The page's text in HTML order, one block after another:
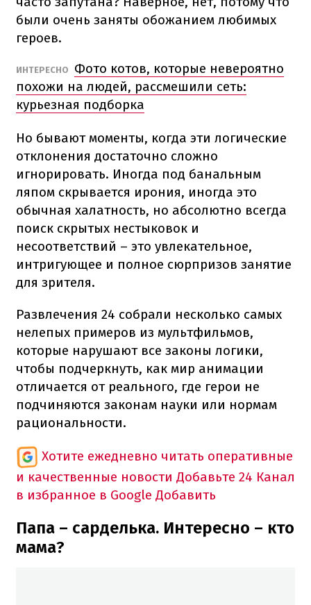
были очень заняты обожанием любимых
героев.
ИНТЕРЕСНО
Фото котов, которые невероятно
похожи на людей, рассмешили сеть:
курьезная подборка
Но бывают моменты, когда эти логические
отклонения достаточно сложно
игнорировать. Иногда под банальным
ляпом скрывается ирония, иногда это
обычная халатность, но абсолютно всегда
поиск скрытых нестыковок и
несоответствий – это увлекательное,
интригующее и полное сюрпризов занятие
для зрителя.
Развлечения 24 собрали несколько самых
нелепых примеров из мультфильмов,
которые нарушают все законы логики,
чтобы подчеркнуть, как мир анимации
отличается от реального, где герои не
подчиняются законам науки или нормам
рациональности.
Хотите ежедневно читать оперативные
и качественные новости Добавьте 24 Канал
в избранное в Google Добавить
Папа – сарделька. Интересно – кто
мама?